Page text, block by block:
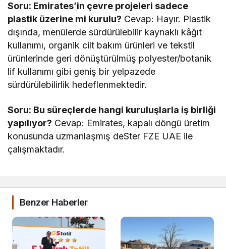
Soru: Emirates’in çevre projeleri sadece
plastik üzerine mi kurulu? Cevap: Hayır. Plastik
dışında, menülerde sürdürülebilir kaynaklı kâğıt
kullanımı, organik cilt bakım ürünleri ve tekstil
ürünlerinde geri dönüştürülmüş polyester/botanik
lif kullanımı gibi geniş bir yelpazede
sürdürülebilirlik hedeflenmektedir.
Soru: Bu süreçlerde hangi kuruluşlarla iş birliği
yapılıyor? Cevap: Emirates, kapalı döngü üretim
konusunda uzmanlaşmış deSter FZE UAE ile
çalışmaktadır.
Benzer Haberler